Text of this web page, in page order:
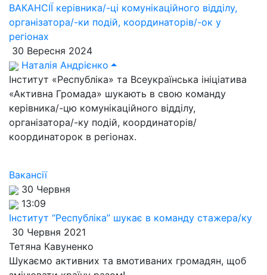
ВАКАНСІЇ керівника/-ці комунікаційного відділу,
організатора/-ки подій, координаторів/-ок у
регіонах
30 Вересня 2024
Наталія Андрієнко
Інститут «Республіка» та Всеукраїнська ініціатива
«Активна Громада» шукають в свою команду
керівника/-цю комунікаційного відділу,
організатора/-ку подій, координаторів/
координаторок в регіонах.
Вакансії
30 Червня
13:09
Інститут “Республіка” шукає в команду стажера/ку
30 Червня 2021
Тетяна Кавуненко
Шукаємо активних та вмотиваних громадян, щоб